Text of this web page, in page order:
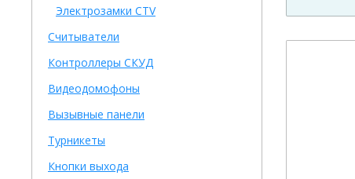
Электрозамки CTV
Считыватели
Контроллеры СКУД
Видеодомофоны
Вызывные панели
Турникеты
Кнопки выхода